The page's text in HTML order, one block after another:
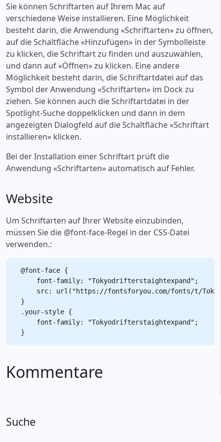
Sie können Schriftarten auf Ihrem Mac auf
verschiedene Weise installieren. Eine Möglichkeit
besteht darin, die Anwendung «‎Schriftarten» zu öffnen,
auf die Schaltfläche «‎Hinzufügen» in der Symbolleiste
zu klicken, die Schriftart zu finden und auszuwählen,
und dann auf «‎Öffnen» zu klicken. Eine andere
Möglichkeit besteht darin, die Schriftartdatei auf das
Symbol der Anwendung «‎Schriftarten» im Dock zu
ziehen. Sie können auch die Schriftartdatei in der
Spotlight-Suche doppelklicken und dann in dem
angezeigten Dialogfeld auf die Schaltfläche «‎Schriftart
installieren» klicken.
Bei der Installation einer Schriftart prüft die
Anwendung «‎Schriftarten» automatisch auf Fehler.
Website
Um Schriftarten auf Ihrer Website einzubinden,
müssen Sie die @font-face-Regel in der CSS-Datei
verwenden.:
@font-face {
    font-family: "Tokyodrifterstaightexpand";
src: url("https://fontsforyou.com/fonts/t/
}
.your-style {
    font-family: "Tokyodrifterstaightexpand";
Kommentare
Suche